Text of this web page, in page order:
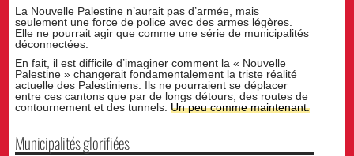
La Nouvelle Palestine n’aurait pas d’armée, mais
seulement une force de police avec des armes légères.
Elle ne pourrait agir que comme une série de municipalités
déconnectées.
En fait, il est difficile d’imaginer comment la « Nouvelle
Palestine » changerait fondamentalement la triste réalité
actuelle des Palestiniens. Ils ne pourraient se déplacer
entre ces cantons que par de longs détours, des routes de
contournement et des tunnels.Un peu comme maintenant.
Municipalités glorifiées